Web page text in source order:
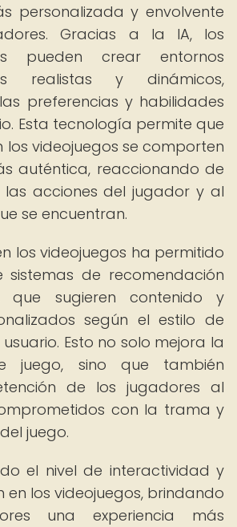
personalizada y envolvente
Gracias a la IA, los
pueden crear entornos
realistas y dinámicos,
preferencias y habilidades
Esta tecnología permite que
los videojuegos se comporten
auténtica, reaccionando de
acciones del jugador y al
se encuentran.
los videojuegos ha permitido
de recomendación
que sugieren contenido y
según el estilo de
Esto no solo mejora la
juego, sino que también
de los jugadores al
con la trama y
juego.
el nivel de interactividad y
en los videojuegos, brindando
una experiencia más